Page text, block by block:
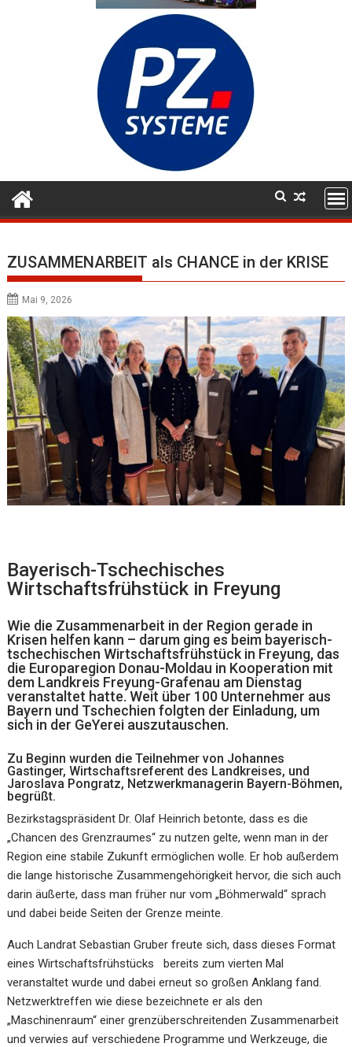
ZUSAMMENARBEIT als CHANCE in der KRISE
Mai 9, 2026
Bayerisch-Tschechisches
Wirtschaftsfrühstück in Freyung
Wie die Zusammenarbeit in der Region gerade in
Krisen helfen kann – darum ging es beim bayerisch-
tschechischen Wirtschaftsfrühstück in Freyung, das
die Europaregion Donau-Moldau in Kooperation mit
dem Landkreis Freyung-Grafenau am Dienstag
veranstaltet hatte. Weit über 100 Unternehmer aus
Bayern und Tschechien folgten der Einladung, um
sich in der GeYerei auszutauschen.
Zu Beginn wurden die Teilnehmer von Johannes
Gastinger, Wirtschaftsreferent des Landkreises, und
Jaroslava Pongratz, Netzwerkmanagerin Bayern-Böhmen,
begrüßt.
Bezirkstagspräsident Dr. Olaf Heinrich betonte, dass es die
„Chancen des Grenzraumes“ zu nutzen gelte, wenn man in der
Region eine stabile Zukunft ermöglichen wolle. Er hob außerdem
die lange historische Zusammengehörigkeit hervor, die sich auch
darin äußerte, dass man früher nur vom „Böhmerwald“ sprach
und dabei beide Seiten der Grenze meinte.
Auch Landrat Sebastian Gruber freute sich, dass dieses Format
eines Wirtschaftsfrühstücks bereits zum vierten Mal
veranstaltet wurde und dabei erneut so großen Anklang fand.
Netzwerktreffen wie diese bezeichnete er als den
„Maschinenraum“ einer grenzüberschreitenden Zusammenarbeit
und verwies auf verschiedene Programme und Werkzeuge, die